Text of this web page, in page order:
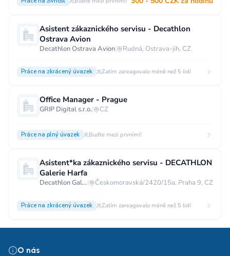
Asistent zákaznického servisu - Decathlon
Ostrava Avion
Decathlon Ostrava Avion| Rudná, Ostrava-jih, CZ
Práce na zkrácený úvazek Zatím zareagovalo méně než 5 lidí
Office Manager - Prague
GRIP Digital s.r.o.| CZ
Práce na plný úvazek Buďte mezi prvními!
Asistent*ka zákaznického servisu - DECATHLON
Galerie Harfa
Decathlon Galerie Harfa| Českomoravská/2420/15a, Praha 9, CZ
Práce na zkrácený úvazek Zatím zareagovalo méně než 5 lidí
O nás